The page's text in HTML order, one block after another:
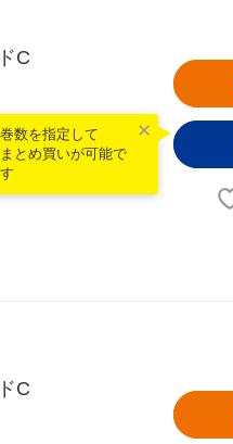
C
巻数を指定して
まとめ買いが可能で
す
C